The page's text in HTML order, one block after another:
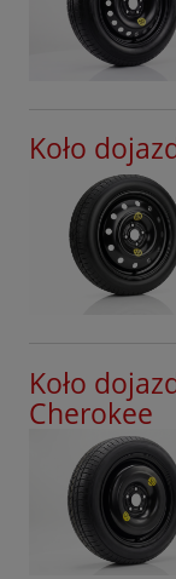
Koło
Koło
Cherokee